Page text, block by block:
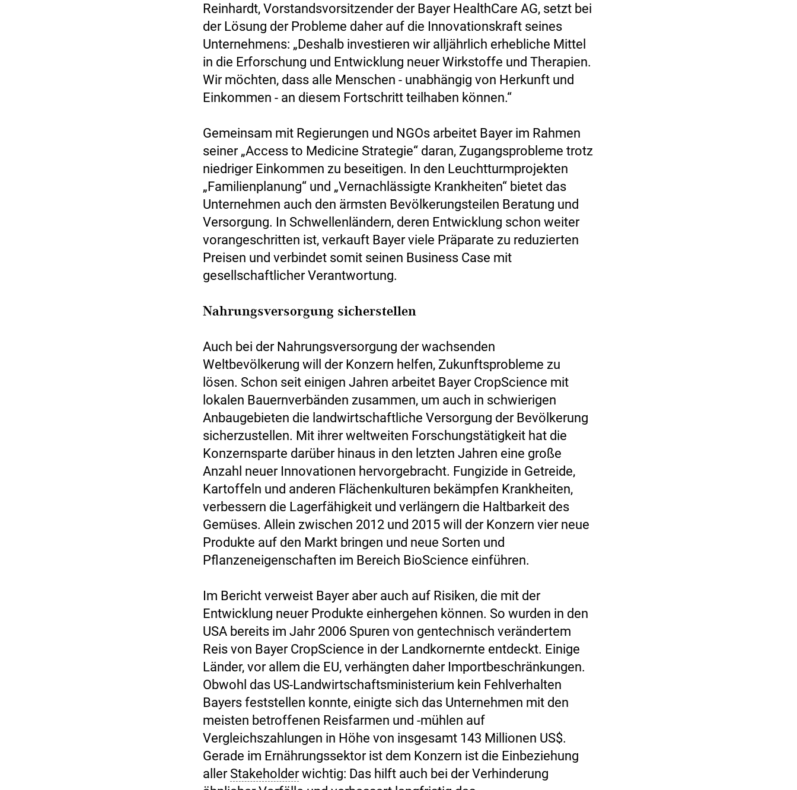
Reinhardt, Vorstandsvorsitzender der Bayer HealthCare AG, setzt bei
der Lösung der Probleme daher auf die Innovationskraft seines
Unternehmens: „Deshalb investieren wir alljährlich erhebliche Mittel
in die Erforschung und Entwicklung neuer Wirkstoffe und Therapien.
Wir möchten, dass alle Menschen - unabhängig von Herkunft und
Einkommen - an diesem Fortschritt teilhaben können.“
Gemeinsam mit Regierungen und NGOs arbeitet Bayer im Rahmen
seiner „Access to Medicine Strategie“ daran, Zugangsprobleme trotz
niedriger Einkommen zu beseitigen. In den Leuchtturmprojekten
„Familienplanung“ und „Vernachlässigte Krankheiten“ bietet das
Unternehmen auch den ärmsten Bevölkerungsteilen Beratung und
Versorgung. In Schwellenländern, deren Entwicklung schon weiter
vorangeschritten ist, verkauft Bayer viele Präparate zu reduzierten
Preisen und verbindet somit seinen Business Case mit
gesellschaftlicher Verantwortung.
Nahrungsversorgung sicherstellen
Auch bei der Nahrungsversorgung der wachsenden
Weltbevölkerung will der Konzern helfen, Zukunftsprobleme zu
lösen. Schon seit einigen Jahren arbeitet Bayer CropScience mit
lokalen Bauernverbänden zusammen, um auch in schwierigen
Anbaugebieten die landwirtschaftliche Versorgung der Bevölkerung
sicherzustellen. Mit ihrer weltweiten Forschungstätigkeit hat die
Konzernsparte darüber hinaus in den letzten Jahren eine große
Anzahl neuer Innovationen hervorgebracht. Fungizide in Getreide,
Kartoffeln und anderen Flächenkulturen bekämpfen Krankheiten,
verbessern die Lagerfähigkeit und verlängern die Haltbarkeit des
Gemüses. Allein zwischen 2012 und 2015 will der Konzern vier neue
Produkte auf den Markt bringen und neue Sorten und
Pflanzeneigenschaften im Bereich BioScience einführen.
Im Bericht verweist Bayer aber auch auf Risiken, die mit der
Entwicklung neuer Produkte einhergehen können. So wurden in den
USA bereits im Jahr 2006 Spuren von gentechnisch verändertem
Reis von Bayer CropScience in der Landkornernte entdeckt. Einige
Länder, vor allem die EU, verhängten daher Importbeschränkungen.
Obwohl das US-Landwirtschaftsministerium kein Fehlverhalten
Bayers feststellen konnte, einigte sich das Unternehmen mit den
meisten betroffenen Reisfarmen und -mühlen auf
Vergleichszahlungen in Höhe von insgesamt 143 Millionen US$.
Gerade im Ernährungssektor ist dem Konzern ist die Einbeziehung
aller Stakeholderwichtig: Das hilft auch bei der Verhinderung